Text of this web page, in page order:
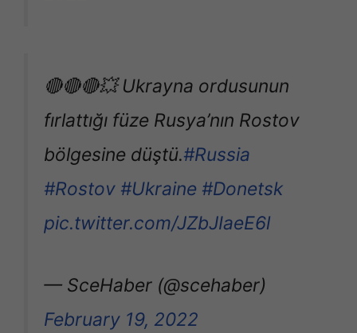
🔴🔴🔴💥 Ukrayna ordusunun
fırlattığı füze Rusya’nın Rostov
bölgesine düştü.#Russia
#Rostov #Ukraine #Donetsk
pic.twitter.com/JZbJIaeE6l
— SceHaber (@scehaber)
February 19, 2022